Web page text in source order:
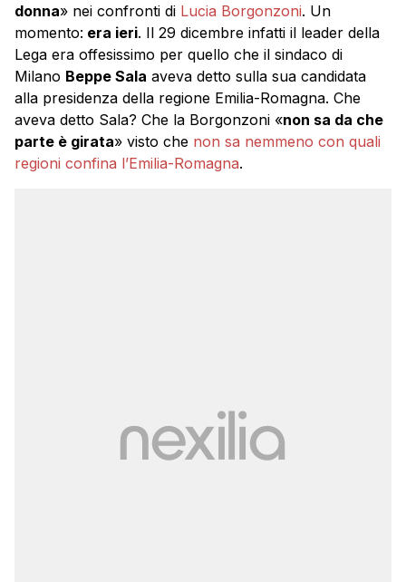
donna» nei confronti di Lucia Borgonzoni. Un
momento: era ieri. Il 29 dicembre infatti il leader della
Lega era offesissimo per quello che il sindaco di
Milano Beppe Sala aveva detto sulla sua candidata
alla presidenza della regione Emilia-Romagna. Che
aveva detto Sala? Che la Borgonzoni «non sa da che
parte è girata» visto che non sa nemmeno con quali
regioni confina l’Emilia-Romagna.